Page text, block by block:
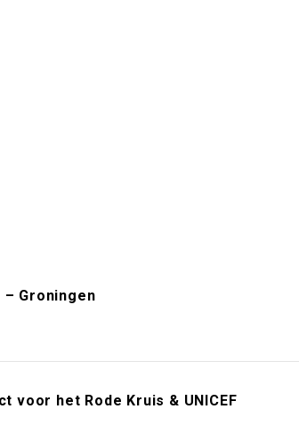
Groningen
voor het Rode Kruis & UNICEF